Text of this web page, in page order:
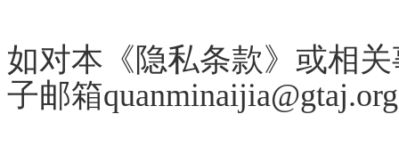
如对本《隐私条款》或相
子邮箱